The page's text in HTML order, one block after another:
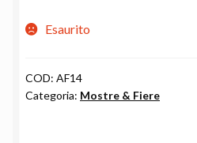
Esaurito
COD: AF14
Categoria: Mostre & Fiere